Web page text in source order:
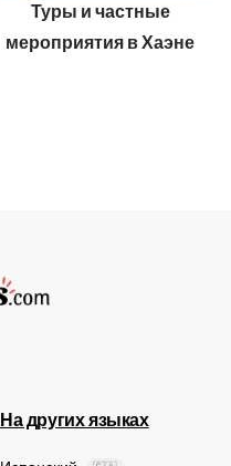
Туры и частные
мероприятия в Хаэне
На других языках